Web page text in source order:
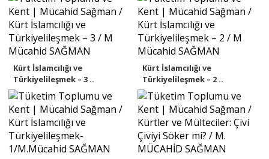
Kürt İslamcılığı ve
Türkiyelileşmek – 3 ..
Kürt İslamcılığı ve
Türkiyelileşmek – 2 ..